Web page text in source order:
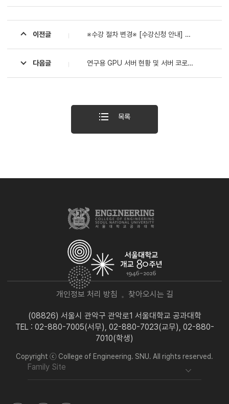
이전글 ※수강 절차 변경※ [수강신청 안내] 공과대학 신입생 및 재학생 2025학년도 1학기 교양 「물리학 1」·「물리의 기본 1」 (재)수강 안내
다음글 연구용 GPU 서버 현황 및 서버 코로케이션 이용 수요 조사
목록
개인정보 처리 방침 찾아오시는 길
(08826) 서울시 관악구 관악로1 서울대학교 공과대학
TEL : 02-880-7005(서무), 02-880-7023(교무), 02-880-
7010(학생)
Copyright ⓒ College of Engineering. SNU. All rights reserved.
Family Site